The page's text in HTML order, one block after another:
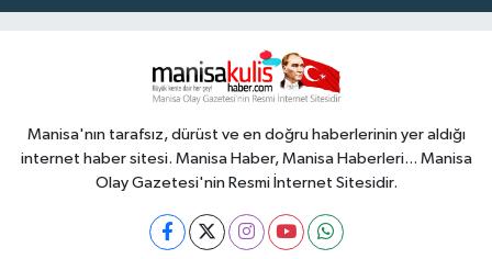
Manisa'nın tarafsız, dürüst ve en doğru haberlerinin yer aldığı
internet haber sitesi. Manisa Haber, Manisa Haberleri... Manisa
Olay Gazetesi'nin Resmi İnternet Sitesidir.